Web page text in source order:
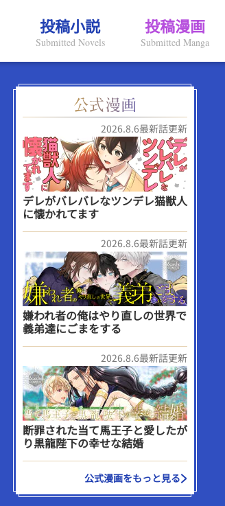
投稿小説
Submitted Novels
投稿漫画
Submitted Manga
2026.8.6最新話更新
デレがバレバレなツンデレ猫獣人
に懐かれてます
2026.8.6最新話更新
嫌われ者の俺はやり直しの世界で
義弟達にごまをする
2026.8.6最新話更新
断罪された当て馬王子と愛したが
り黒龍陛下の幸せな結婚
公式漫画をもっと見る